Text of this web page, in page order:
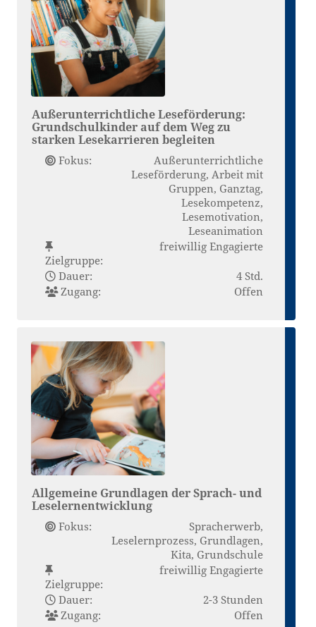
Außerunterrichtliche Leseförderung:
Grundschulkinder auf dem Weg zu
starken Lesekarrieren begleiten
Fokus:
Außerunterrichtliche
Leseförderung, Arbeit mit
Gruppen, Ganztag,
Lesekompetenz,
Lesemotivation,
Leseanimation
Zielgruppe:
freiwillig Engagierte
Dauer:
4 Std.
Zugang:
Offen
Allgemeine Grundlagen der Sprach- und
Leselernentwicklung
Fokus:
Spracherwerb,
Leselernprozess, Grundlagen,
Kita, Grundschule
Zielgruppe:
freiwillig Engagierte
Dauer:
2-3 Stunden
Zugang:
Offen